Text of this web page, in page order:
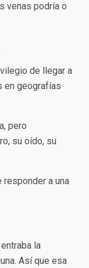
venas podría o
de llegar a
en geografías
pero
su oído, su
a una
la
Así que esa